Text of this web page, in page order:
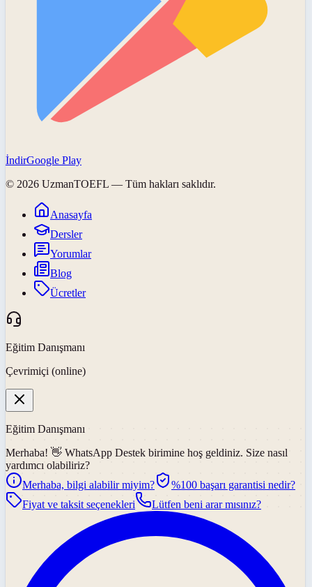
İndirGoogle Play
© 2026 UzmanTOEFL — Tüm hakları saklıdır.
Anasayfa
Dersler
Yorumlar
Blog
Ücretler
Eğitim Danışmanı
Çevrimiçi (online)
Eğitim Danışmanı
Merhaba! 👋 WhatsApp Destek birimine hoş geldiniz. Size nasıl
yardımcı olabiliriz?
Merhaba, bilgi alabilir miyim?
%100 başarı garantisi nedir?
Fiyat ve taksit seçenekleri
Lütfen beni arar mısınız?